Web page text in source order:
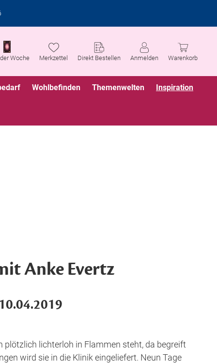
Woche Merkzettel Direkt Bestellen Anmelden Warenkorb
Wohlbefinden Themenwelten Inspiration
Anke Evertz
plötzlich lichterloh in Flammen steht, da begreift
wird sie in die Klinik eingeliefert. Neun Tage